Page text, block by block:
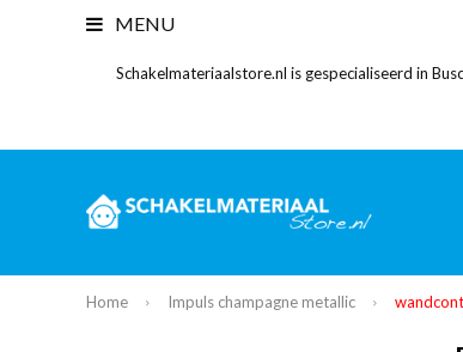
MENU
Schakelmateriaalstore.nl is gespecialiseerd in
Home Impuls champagne metallic